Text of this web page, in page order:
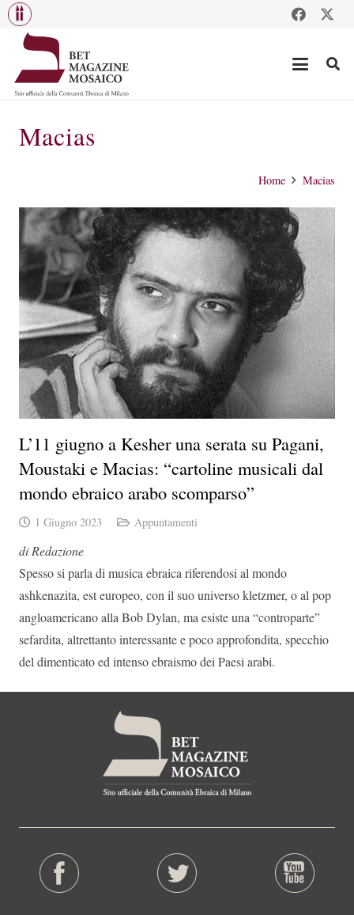
Macias
Home Macias
L’11 giugno a Kesher una serata su Pagani,
Moustaki e Macias: “cartoline musicali dal
mondo ebraico arabo scomparso”
1 Giugno 2023 Appuntamenti
di Redazione
Spesso si parla di musica ebraica riferendosi al mondo
ashkenazita, est europeo, con il suo universo kletzmer, o al pop
angloamericano alla Bob Dylan, ma esiste una “controparte”
sefardita, altrettanto interessante e poco approfondita, specchio
del dimenticato ed intenso ebraismo dei Paesi arabi.